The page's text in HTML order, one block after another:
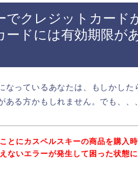
でクレジットカード
ードには有効期限が
なっているあなたは、もしかした
ある方かもしれません。でも、、
とにカスペルスキーの商品を購入
ないエラーが発生して困った状態